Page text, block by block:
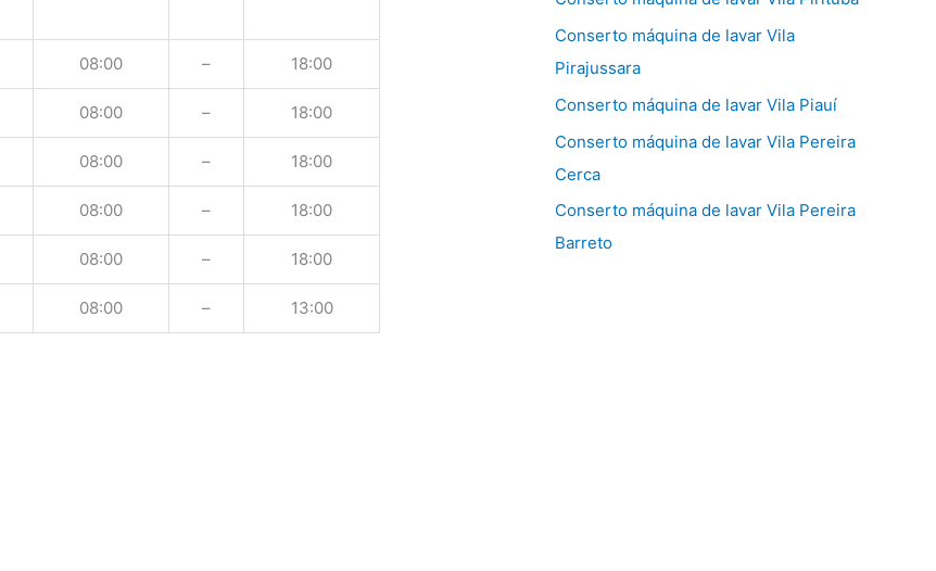
08:00 – 18:00
08:00 – 18:00
08:00 – 18:00
08:00 – 18:00
08:00 – 18:00
08:00 – 13:00
Conserto máquina de lavar Vila
Pirajussara
Conserto máquina de lavar Vila Piauí
Conserto máquina de lavar Vila Pereira
Cerca
Conserto máquina de lavar Vila Pereira
Barreto